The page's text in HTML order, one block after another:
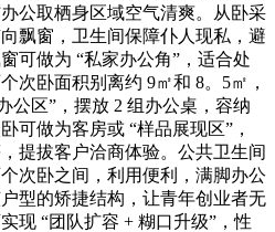
公取栖身区域空气清爽。从卧采
飘窗，卫生间保障仆人现私，避
可做为 “私家办公角”，适合处
次卧面积别离约 9㎡和 8。5㎡，
公区”，摆放 2 组办公桌，容纳
可做为客房或 “样品展现区”，
提拔客户洽商体验。公共卫生间
次卧之间，利用便利，满脚办公
型的矫捷结构，让青年创业者无
现 “团队扩容 + 糊口升级”，性